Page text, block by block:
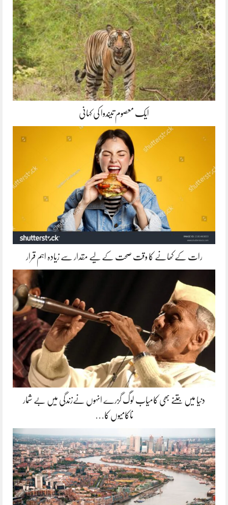
ایک معصوم تیندوا کی کہانی
رات کے کھانے کا وقت صحت کے لیے مقدار سے زیادہ اہم قرار
دنیا میں جتنے بھی کامیاب لوگ گزرے انہوں نےزندگی میں بے شمار
ناکامیوں کا…